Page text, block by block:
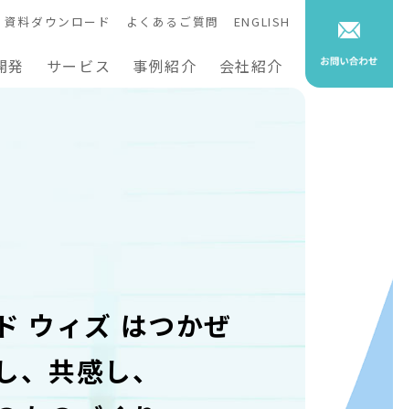
発 サービス 事例紹介 会社紹介
資料ダウンロード よくあるご質問 ENGLISH
ウィズ はつかぜ
、共感し、